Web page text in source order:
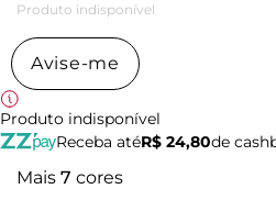
Produto indisponível
Avise-me
Produto indisponível
Receba atéR$ 24,80de
Mais 7 cores